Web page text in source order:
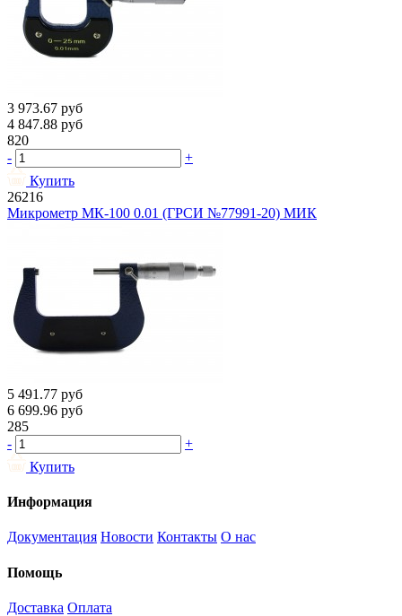
3 973.67 руб
4 847.88 руб
820
-
+
Купить
26216
Микрометр МК-100 0.01 (ГРСИ №77991-20) МИК
5 491.77 руб
6 699.96 руб
285
-
+
Купить
Информация
Документация Новости Контакты О нас
Помощь
Доставка Оплата